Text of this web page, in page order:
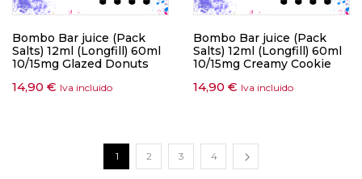
Bombo Bar juice (Pack
Salts) 12ml (Longfill) 60ml
10/15mg Glazed Donuts
14,90 € Iva incluido
Bombo Bar juice (Pack
Salts) 12ml (Longfill) 60ml
10/15mg Creamy Cookie
14,90 € Iva incluido
1 2 3 4